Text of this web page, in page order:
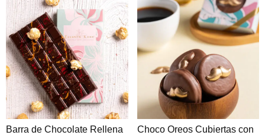
Barra de Chocolate Rellena
Choco Oreos Cubiertas con